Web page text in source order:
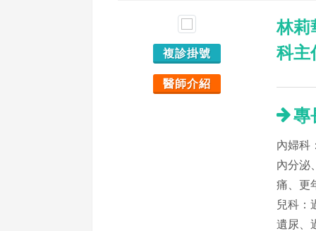
複診掛號
醫師介紹
林莉
科主
專
內婦科
內分泌
痛、更
兒科：
遺尿、